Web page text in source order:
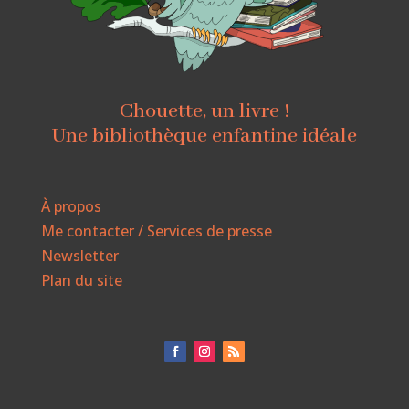
Chouette, un livre !
Une bibliothèque enfantine idéale
À propos
Me contacter / Services de presse
Newsletter
Plan du site